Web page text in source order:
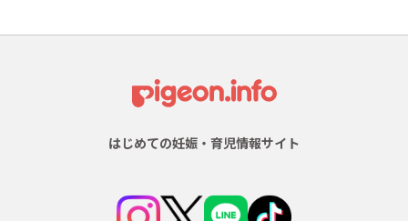
はじめての妊娠・育児情報サイト